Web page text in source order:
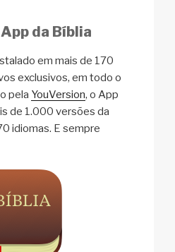
da Bíblia
em mais de 170
exclusivos, em todo o
pela YouVersion, o App
de 1.000 versões da
idiomas. E sempre